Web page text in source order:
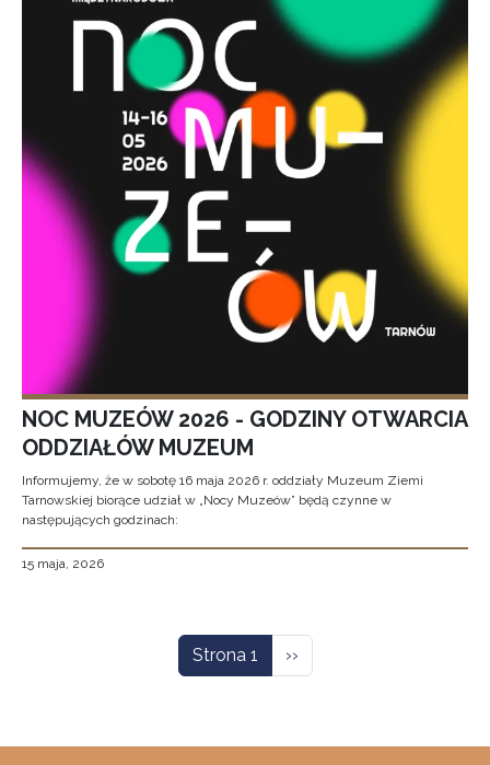
NOC MUZEÓW 2026 - GODZINY OTWARCIA
ODDZIAŁÓW MUZEUM
Informujemy, że w sobotę 16 maja 2026 r. oddziały Muzeum Ziemi
Tarnowskiej biorące udział w „Nocy Muzeów” będą czynne w
następujących godzinach:
15 maja, 2026
Strona 1 Następna strona
››